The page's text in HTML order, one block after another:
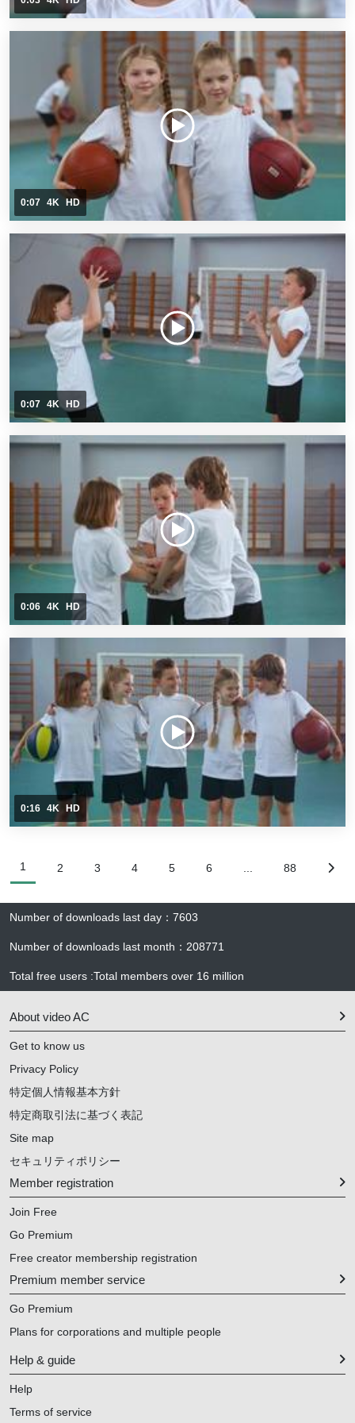
0:07 4K HD
0:07 4K HD
0:06 4K HD
0:16 4K HD
1 2 3 4 5 6 88
Number of downloads last day ： 7603
Number of downloads last month ： 208771
Total free users :Total members over 16 million
About video AC
Get to know us
Privacy Policy
特定個人情報基本方針
特定商取引法に基づく表記
Site map
セキュリティポリシー
Member registration
Join Free
Go Premium
Free creator membership registration
Premium member service
Go Premium
Plans for corporations and multiple people
Help & guide
Help
Terms of service